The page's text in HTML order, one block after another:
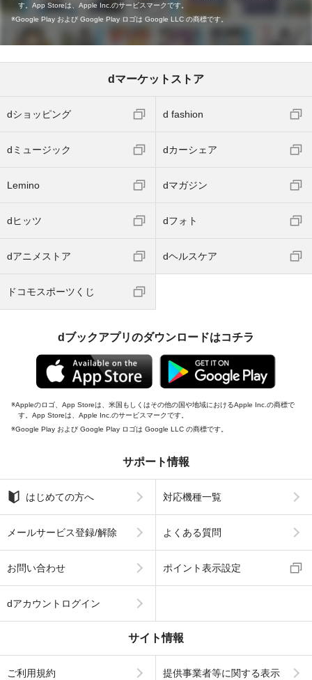
す。App Storeは、Apple Inc.のサービスマークです。
Google Play および Google Play ロゴは Google LLC の商標です。
dマーケットストア
dショッピング d fashion
dミュージック dカーシェア
Lemino dマガジン
dヒッツ dフォト
dアニメストア dヘルスケア
ドコモスポーツくじ
dブックアプリのダウンロードはコチラ
Appleのロゴ、App Storeは、米国もしくはその他の国や地域におけるApple Inc.の商標で
す。App Storeは、Apple Inc.のサービスマークです。
Google Play および Google Play ロゴは Google LLC の商標です。
サポート情報
はじめての方へ 対応機種一覧
メールサービス登録/解除 よくある質問
お問い合わせ ポイント表示設定
dアカウントログイン
サイト情報
ご利用規約 提供事業者等に関する表示